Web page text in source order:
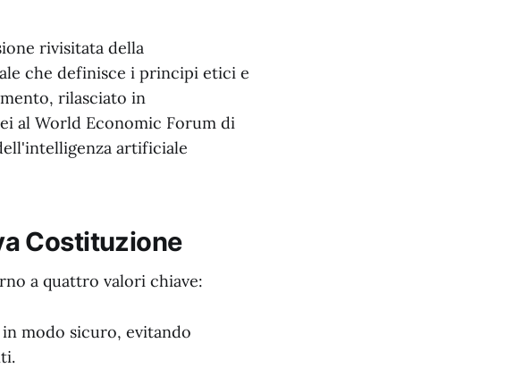
rivisitata della
che definisce i principi etici e
rilasciato in
al World Economic Forum di
artificiale
Costituzione
a quattro valori chiave:
modo sicuro, evitando